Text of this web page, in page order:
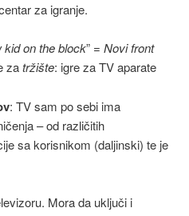
za igranje.
kid on the block” =Novi front
zatržište: igre za TV aparate
: TV sam po sebi ima
– od različitih
sa korisnikom (daljinski) te je
Mora da uključi i